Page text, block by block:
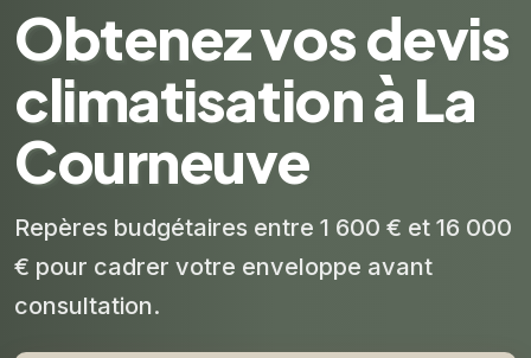
Obtenez vos devis
climatisation à La
Courneuve
Repères budgétaires entre 1 600 € et 16 000
€ pour cadrer votre enveloppe avant
consultation.